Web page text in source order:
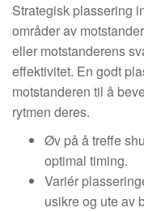
Strategisk plassering
områder av
eller motstanderens
effektivitet. En godt
motstanderen til å
rytmen deres.
Øv på å treffe
optimal timing.
Variér
usikre og ute av